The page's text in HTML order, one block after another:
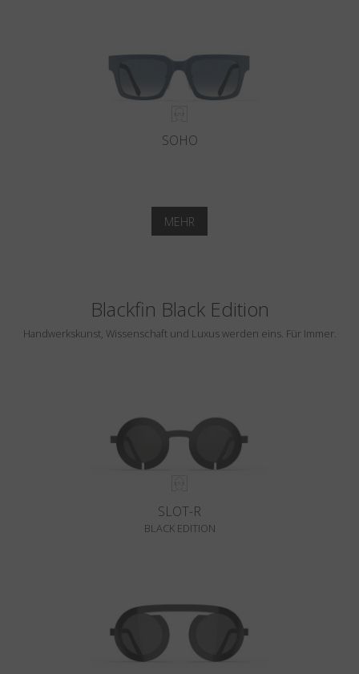
SOHO
MEHR
Blackfin Black Edition
Handwerkskunst, Wissenschaft und Luxus werden eins. Für Immer.
SLOT-R
BLACK EDITION